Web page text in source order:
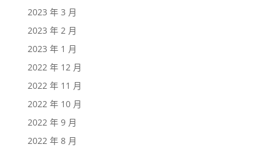
2023 年 3 月
2023 年 2 月
2023 年 1 月
2022 年 12 月
2022 年 11 月
2022 年 10 月
2022 年 9 月
2022 年 8 月